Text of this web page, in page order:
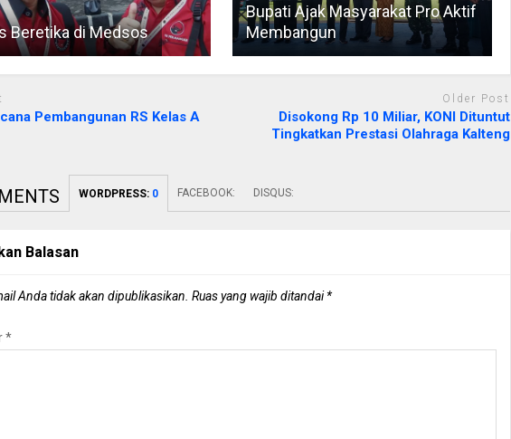
Beretika di Medsos
Bupati Ajak Masyarakat Pro Aktif
Membangun
Pembangunan RS Kelas A
Older Post
Disokong Rp 10 Miliar, KONI Dituntut
Tingkatkan Prestasi Olahraga Kalteng
WORDPRESS: 0 FACEBOOK: DISQUS:
Balasan
Anda tidak akan dipublikasikan. Ruas yang wajib ditandai*
*